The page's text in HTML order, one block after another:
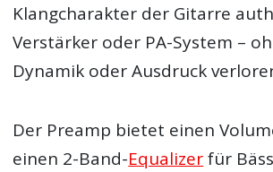
Klangcharakter der Gitarre
Verstärker oder PA-System –
Dynamik oder Ausdruck
Der Preamp bietet einen
einen 2-Band-Equalizerfür